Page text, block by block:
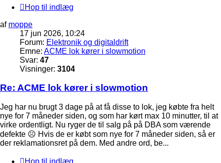
Hop til indlæg
af moppe
17 jun 2026, 10:24
Forum: Elektronik og digitaldrift
Emne: ACME lok kører i slowmotion
Svar: 47
Visninger: 3104
Re: ACME lok kører i slowmotion
Jeg har nu brugt 3 dage på at få disse to lok, jeg købte fra helt
nye for 7 måneder siden, og som har kørt max 10 minutter, til at
virke ordentligt. Nu ryger de til salg på på DBA som værende
defekte ☹️ Hvis de er købt som nye for 7 måneder siden, så er
der reklamationsret på dem. Med andre ord, be...
Hop til indlæg